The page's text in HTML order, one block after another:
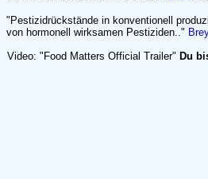
"Pestizidrückstände in konventionell
von hormonell wirksamen Pestiziden.."
Video: "Food Matters Official Trailer" Du